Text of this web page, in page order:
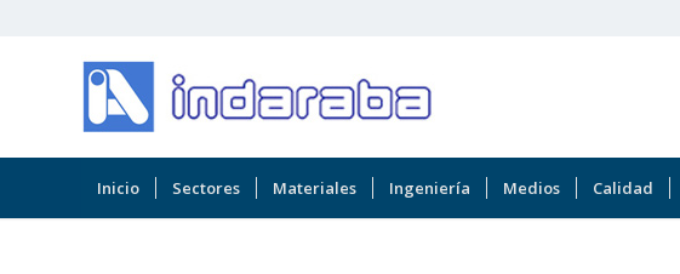
Inicio Sectores Materiales Ingeniería Medios Calidad